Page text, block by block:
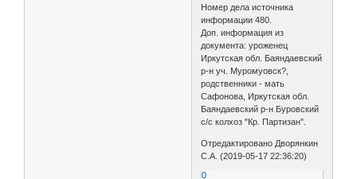
Номер дела источника
информации 480.
Доп. информация из
документа: уроженец
Иркутская обл. Баяндаевский
р-н уч. Муромуовск?,
родственники - мать
Сафонова, Иркутская обл.
Баяндаевский р-н Буровский
с/с колхоз "Кр. Партизан".
Отредактировано Дворянкин
С.А. (2019-05-17 22:36:20)
0